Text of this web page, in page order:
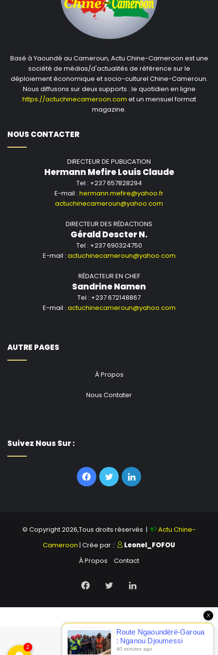
Après les signes d’espoir venus de Bunia avec la
guérison de quatre infirmiers, l’OMS rappelle que
Kinshasa dispose « d’une expérience sans équivalent
épidémies d’Ebola par le passé ».
« Cette expérience, conjuguée à un leadership
politique fort au plus haut niveau de l’État et à une
solidarité internationale renouvelée, constitue une
valoir l’agence onusienne.
African Media Agency (AMA)
l’Organisation des Nations Unies
Ebola en RDC : signes d’espoir à Bunia après la
guérison de quatre infirmiersappeared first on
Basé à Yaoundé au Cameroun, Actu Chine-Cameroon est une
société de médias/d'actualités de référence sur le
déploiement économique et socio-culturel Chine-Cameroun.
Nous diffusons sur deux supports : le quotidien en ligne
https://actuchinecameroon.com et un mensuel format
magazine.
NOUS CONTACTER
DIRECTEUR DE PUBLICATION
Hermann Mefire Louis Claude
Tel : +237 657828294
E-mail : hermann.mefire@yahoo.fr
actuchinecameroun@yahoo.com
DIRECTEUR DES RÉDACTIONS
Gérald Descter N.
Tel : +237 690324750
E-mail : actuchinecameroun@yahoo.com
RÉDACTEUR EN CHEF
Sandrine Namen
Tel : +237 672148867
E-mail : actuchinecameroun@yahoo.com
AUTRE PAGES
À Propos
Nous Contater
Suivez Nous Sur :
Facebook
TwitterLinkedin
© Copyright 2026,Tous droits réservés |
Actu Chine-
Cameroon | Crée par ::
Leonel_FOFOU
À Propos
Contact
Facebook
TwitterLinkedin
2
X
Route Ngaoundéré-Garoua
: Nganou Djoumessi
constate le démarrage des
40 minutes ago